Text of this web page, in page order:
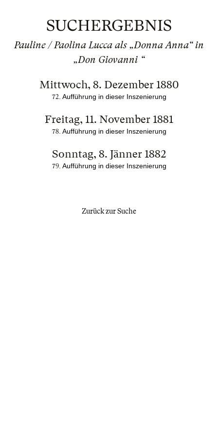
SUCHERGEBNIS
Pauline / Paolina Lucca als „Donna Anna“ in
„Don Giovanni “
Mittwoch, 8. Dezember 1880
72. Aufführung in dieser Inszenierung
Freitag, 11. November 1881
78. Aufführung in dieser Inszenierung
Sonntag, 8. Jänner 1882
79. Aufführung in dieser Inszenierung
Zurück zur Suche